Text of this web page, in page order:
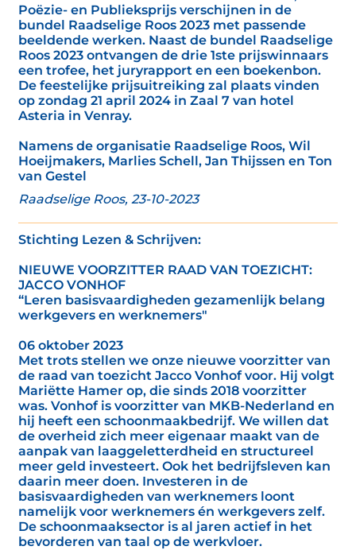
Poëzie- en Publieksprijs verschijnen in de
bundel Raadselige Roos 2023 met passende
beeldende werken. Naast de bundel Raadselige
Roos 2023 ontvangen de drie 1ste prijswinnaars
een trofee, het juryrapport en een boekenbon.
De feestelijke prijsuitreiking zal plaats vinden
op zondag 21 april 2024 in Zaal 7 van hotel
Asteria in Venray.
Namens de organisatie Raadselige Roos, Wil
Hoeijmakers, Marlies Schell, Jan Thijssen en Ton
van Gestel
Raadselige Roos, 23-10-2023
Stichting Lezen & Schrijven:
NIEUWE VOORZITTER RAAD VAN TOEZICHT:
JACCO VONHOF
“Leren basisvaardigheden gezamenlijk belang
werkgevers en werknemers"
06 oktober 2023
Met trots stellen we onze nieuwe voorzitter van
de raad van toezicht Jacco Vonhof voor. Hij volgt
Mariëtte Hamer op, die sinds 2018 voorzitter
was. Vonhof is voorzitter van MKB-Nederland en
hij heeft een schoonmaakbedrijf. We willen dat
de overheid zich meer eigenaar maakt van de
aanpak van laaggeletterdheid en structureel
meer geld investeert. Ook het bedrijfsleven kan
daarin meer doen. Investeren in de
basisvaardigheden van werknemers loont
namelijk voor werknemers én werkgevers zelf.
De schoonmaaksector is al jaren actief in het
bevorderen van taal op de werkvloer.